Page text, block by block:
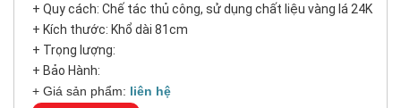
+ Quy cách: Chế tác thủ công, sử dụng chất liệu vàng lá 24K
+ Kích thước: Khổ dài 81cm
+ Trọng lượng:
+ Bảo Hành:
+ Giá sản phẩm: liên hệ